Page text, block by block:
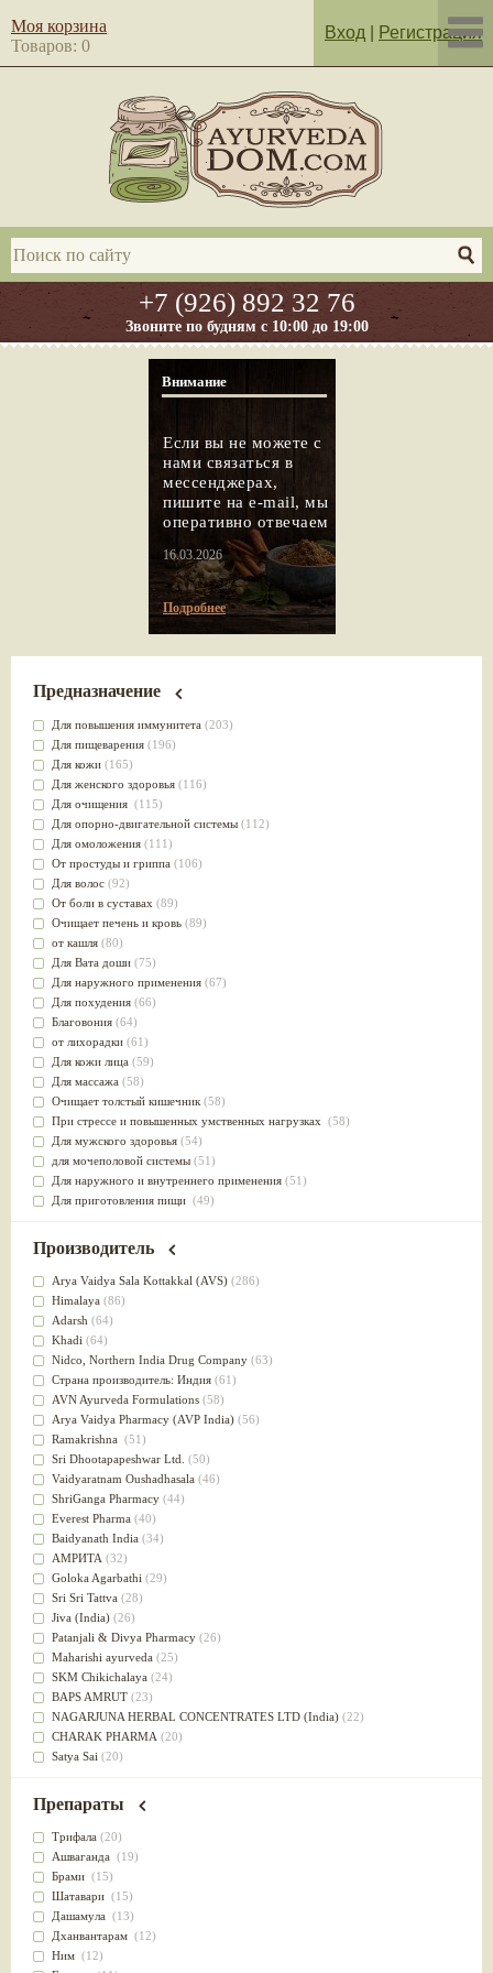
+7 (926) 892 32 76
Звоните по будням с 10:00 до 19:00
Моя корзина
Товаров: 0
Вход Регистрация
Внимание
Если вы не можете с
нами связаться в
мессенджерах,
пишите на e-mail, мы
оперативно отвечаем
16.03.2026
Подробнее
Предназначение
Для повышения иммунитета (203)
Для пищеварения (196)
Для кожи (165)
Для женского здоровья (116)
Для очищения (115)
Для опорно-двигательной системы (112)
Для омоложения (111)
От простуды и гриппа (106)
Для волос (92)
От боли в суставах (89)
Очищает печень и кровь (89)
от кашля (80)
Для Вата доши (75)
Для наружного применения (67)
Для похудения (66)
Благовония (64)
от лихорадки (61)
Для кожи лица (59)
Для массажа (58)
Очищает толстый кишечник (58)
При стрессе и повышенных умственных нагрузках (58)
Для мужского здоровья (54)
для мочеполовой системы (51)
Для наружного и внутреннего применения (51)
Для приготовления пищи (49)
от инфекций мочеполовой системы(49)
для суставов
Лечит опухоли и отеки(46)
Для медитации
выводит токсины
Для здоровья печени
Для тела(39)
для очищения крови(38)
При диабете(38)
Антиоксидант(37)
Для Капха(Кафа) доши
От паразитов(37)
При расстройстве желудка (36)
Успокоительное(36)
Для глаз(34)
от геморроя(34)
Противовоспалительное
Для Питта доши(32)
Для сердца(32)
Для сосудов головного мозга
Для полости рта(32)
Дефицит железа(31)
Для лица(31)
Употребление в пищу
Ароматерапия(29)
Жаропонижающее(29)
для памяти(28)
для почек(28)
Слабительное (28)
Афродизиак(27)
Напитки(27)
Для йоги (27)
Для потенции(26)
Для душа(25)
для концентрации внимания
при нарушении эрекции
Производитель
Arya Vaidya Sala Kottakkal (AVS) (286)
Himalaya (86)
Adarsh (64)
Khadi (64)
Nidсo, Northern India Drug Company (63)
Страна производитель: Индия (61)
AVN Ayurveda Formulations (58)
Arya Vaidya Pharmacy (AVP India) (56)
Ramakrishna (51)
Sri Dhootapapeshwar Ltd. (50)
Vaidyaratnam Oushadhasala (46)
ShriGanga Pharmacy (44)
Everest Pharma (40)
Baidyanath India (34)
АМРИТА (32)
Goloka Agarbathi (29)
Sri Sri Tattva (28)
Jiva (India) (26)
Patanjali & Divya Pharmacy (26)
Maharishi ayurveda (25)
SKM Chikichalaya (24)
BAPS AMRUT (23)
NAGARJUNA HERBAL CONCENTRATES LTD (India) (22)
CHARAK PHARMA (20)
Satya Sai (20)
Vyas(20)
Kerala Ayurveda
(19)
Organic India pvt ltd
Lalita(16)
Ashtang Herbals
Alarsin(14)
Vasu Health care
Baraka(13)
Dabur India Ltd
Препараты
Трифала (20)
Ашваганда (19)
Брами (15)
Шатавари (15)
Дашамула (13)
Дханвантарам (12)
Ним (12)